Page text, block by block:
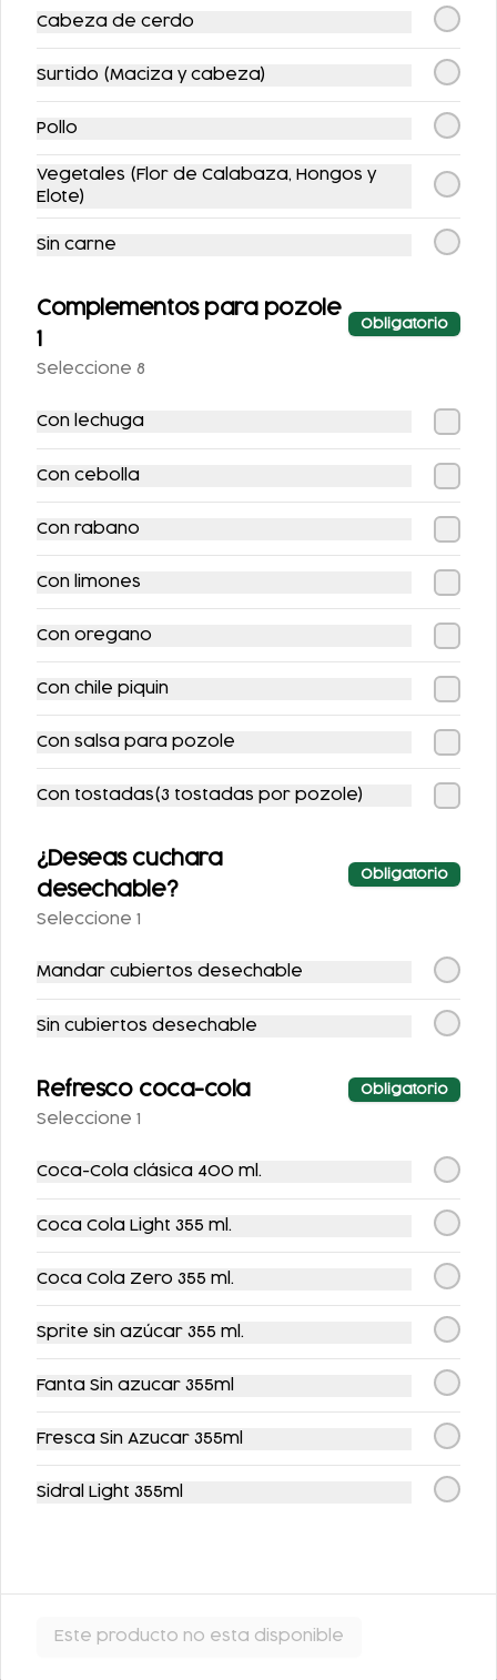
COCA-COLA LIGHT
$25.00 $25.00
355 ML.
$25.00
SIDRAL LIGHT 355ML
$25.00 $25.00
ARROZ CON LECHE
Cabeza de cerdo
Surtido (Maciza y cabeza)
Pollo
Vegetales (Flor de Calabaza, Hongos y
Elote)
Sin carne
Complementos para pozole
1
Obligatorio
Seleccione 8
Con lechuga
Con cebolla
Con rabano
Con limones
Con oregano
Con chile piquin
Con salsa para pozole
Con tostadas(3 tostadas por pozole)
¿Deseas cuchara
desechable?
Obligatorio
Seleccione 1
Mandar cubiertos desechable
Sin cubiertos desechable
Refresco coca-cola Obligatorio
Seleccione 1
Coca-Cola clásica 400 ml.
Coca Cola Light 355 ml.
Coca Cola Zero 355 ml.
Sprite sin azúcar 355 ml.
Fanta Sin azucar 355ml
Fresca Sin Azucar 355ml
Sidral Light 355ml
Este producto no esta disponible